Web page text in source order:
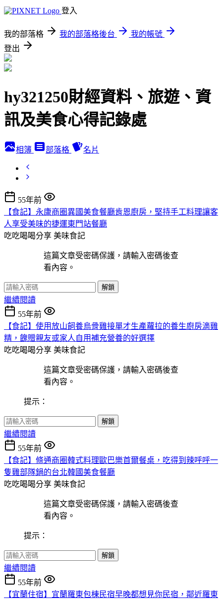
登入
我的部落格 我的部落格後台
我的帳號
登出
hy321250財經資料、旅遊、資
訊及美食心得記錄處
相簿 部落格 名片
55年前
【食記】永康商圈異國美食餐廳肯恩廚房，堅持手工料理讓客
人享受美味的捷運東門站餐廳
吃吃喝喝分享 美味食記
這篇文章受密碼保護，請輸入密碼後查
看內容。
解鎖
繼續閱讀
55年前
【食記】使用放山飼養烏骨雞接單才生產蘿拉的養生廚房滴雞
精，餽贈親友或家人自用補充營養的好選擇
吃吃喝喝分享 美味食記
這篇文章受密碼保護，請輸入密碼後查
看內容。
提示：
解鎖
繼續閱讀
55年前
【食記】條通商圈韓式料理歐巴樂首爾餐桌，吃得到辣呼呼一
隻雞部隊鍋的台北韓國美食餐廳
吃吃喝喝分享 美味食記
這篇文章受密碼保護，請輸入密碼後查
看內容。
提示：
解鎖
繼續閱讀
55年前
【宜蘭住宿】宜蘭羅東包棟民宿早晚都想見你民宿，鄰近羅東